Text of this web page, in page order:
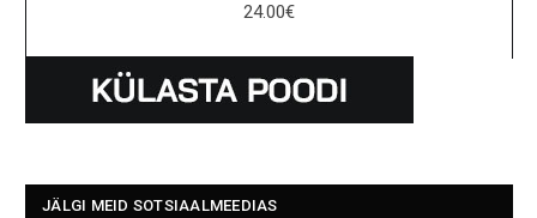
24.00€
JÄLGI MEID SOTSIAALMEEDIAS